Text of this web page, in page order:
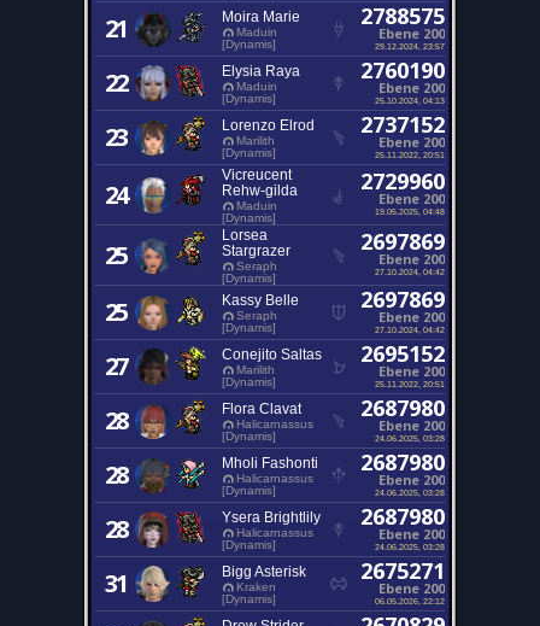
21 Moira Marie
Maduin
[Dynamis]
2788575
Ebene 200
29.12.2024, 23:57
22 Elysia Raya
Maduin
[Dynamis]
2760190
Ebene 200
25.10.2024, 04:13
23 Lorenzo Elrod
Marilith
[Dynamis]
2737152
Ebene 200
25.11.2022, 20:51
24
Vicreucent
Rehw-gilda
Maduin
[Dynamis]
2729960
Ebene 200
19.05.2025, 04:48
25
Lorsea
Stargrazer
Seraph
[Dynamis]
2697869
Ebene 200
27.10.2024, 04:42
25 Kassy Belle
Seraph
[Dynamis]
2697869
Ebene 200
27.10.2024, 04:42
27 Conejito Saltas
Marilith
[Dynamis]
2695152
Ebene 200
25.11.2022, 20:51
28 Flora Clavat
Halicarnassus
[Dynamis]
2687980
Ebene 200
24.06.2025, 03:28
28 Mholi Fashonti
Halicarnassus
[Dynamis]
2687980
Ebene 200
24.06.2025, 03:28
28 Ysera Brightlily
Halicarnassus
[Dynamis]
2687980
Ebene 200
24.06.2025, 03:28
31 Bigg Asterisk
Kraken
[Dynamis]
2675271
Ebene 200
06.05.2026, 22:12